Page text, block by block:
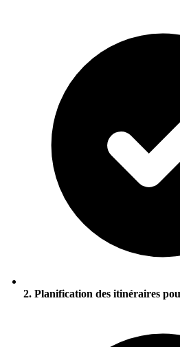
2. Planification des itinéraires